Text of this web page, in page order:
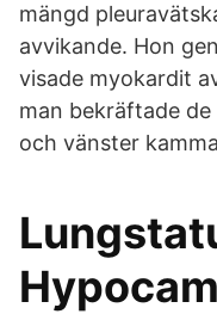
mängd
avvikande. Hon
visade myokardit
man bekräftade
och vänster